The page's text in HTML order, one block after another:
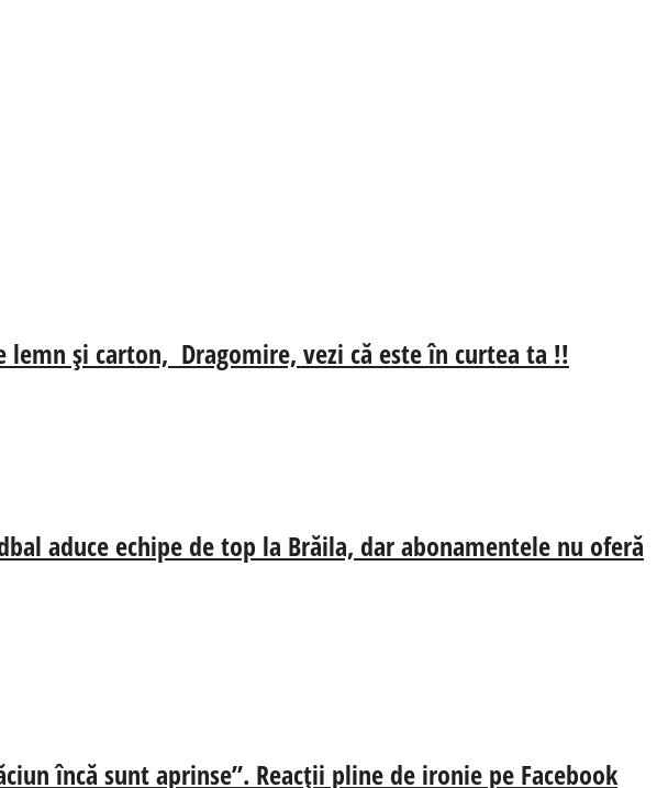
lemn și carton, Dragomire, vezi că este în curtea ta !!
aduce echipe de top la Brăila, dar abonamentele nu oferă
încă sunt aprinse”. Reacții pline de ironie pe Facebook